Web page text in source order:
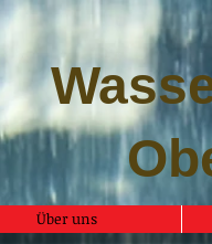
Über uns